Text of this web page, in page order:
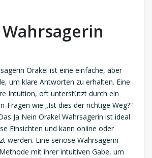
Wahrsagerin
Orakel ist eine einfache, aber
um klare Antworten zu erhalten. Eine
Intuition, oft unterstützt durch ein
Fragen wie „Ist dies der richtige Weg?“
Ja Nein Orakel Wahrsagerin ist ideal
Einsichten und kann online oder
werden. Eine seriöse Wahrsagerin
mit ihrer intuitiven Gabe, um